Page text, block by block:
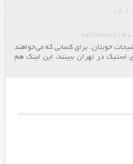
خوبتان. برای کسانی که می‌خواهند
استیک در تهران ببینند، این لینک هم